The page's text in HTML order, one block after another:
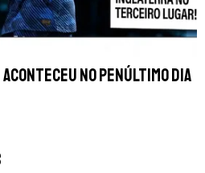
aconteceu no penúltimo dia